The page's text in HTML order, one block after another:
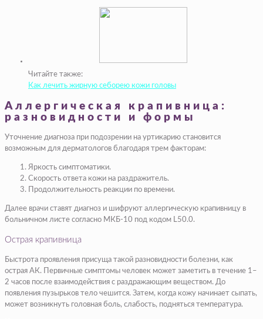
Читайте также:
Как лечить жирную себорею кожи головы
Аллергическая крапивница:
разновидности и формы
Уточнение диагноза при подозрении на уртикарию становится
возможным для дерматологов благодаря трем факторам:
Яркость симптоматики.
Скорость ответа кожи на раздражитель.
Продолжительность реакции по времени.
Далее врачи ставят диагноз и шифруют аллергическую крапивницу в
больничном листе согласно МКБ-10 под кодом L50.0.
Острая крапивница
Быстрота проявления присуща такой разновидности болезни, как
острая АК. Первичные симптомы человек может заметить в течение 1–
2 часов после взаимодействия с раздражающим веществом. До
появления пузырьков тело чешится. Затем, когда кожу начинает сыпать,
может возникнуть головная боль, слабость, подняться температура.